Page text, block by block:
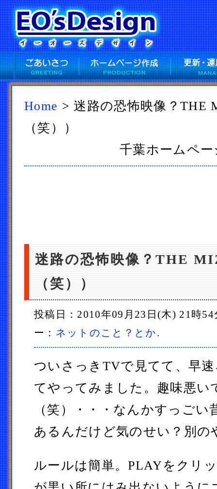
Home > 迷路の恐怖映像？THE
（笑））
千葉ホームペー
迷路の恐怖映像？THE
（笑））
投稿日：2010年09月23日(木) 21時
ー： ネットのこと？とか.
ついさっきTVで見てて、早
てやってみました。趣味悪い
（笑）・・・なんかすっご
あるんだけど気のせい？別の
ルールは簡単。PLAYをクリ